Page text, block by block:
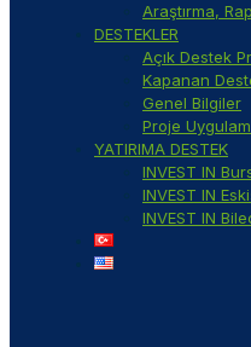
Araştırma,
DESTEKLER
Açık Destek
Kapanan
Genel Bilgiler
Proje
YATIRIMA DESTEK
INVEST IN
INVEST IN
INVEST IN